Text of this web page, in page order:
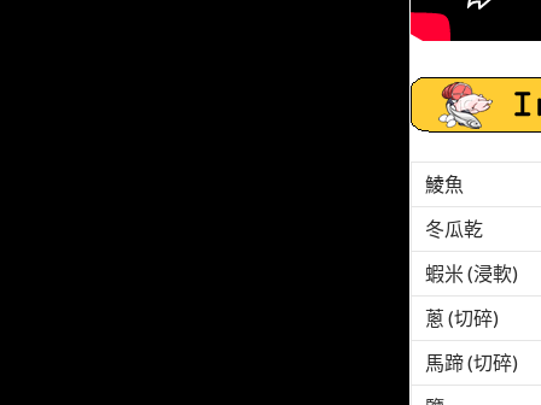
鯪魚
冬瓜乾
蝦米 (浸軟)
蔥 (切碎)
馬蹄 (切碎)